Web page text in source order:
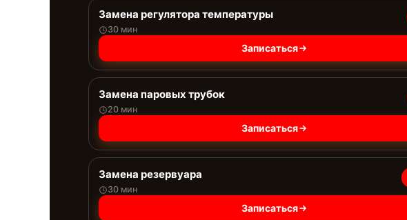
Замена регулятора температуры
30 мин
Записаться
Замена паровых трубок
20 мин
Записаться
Замена резервуара
30 мин
Записаться